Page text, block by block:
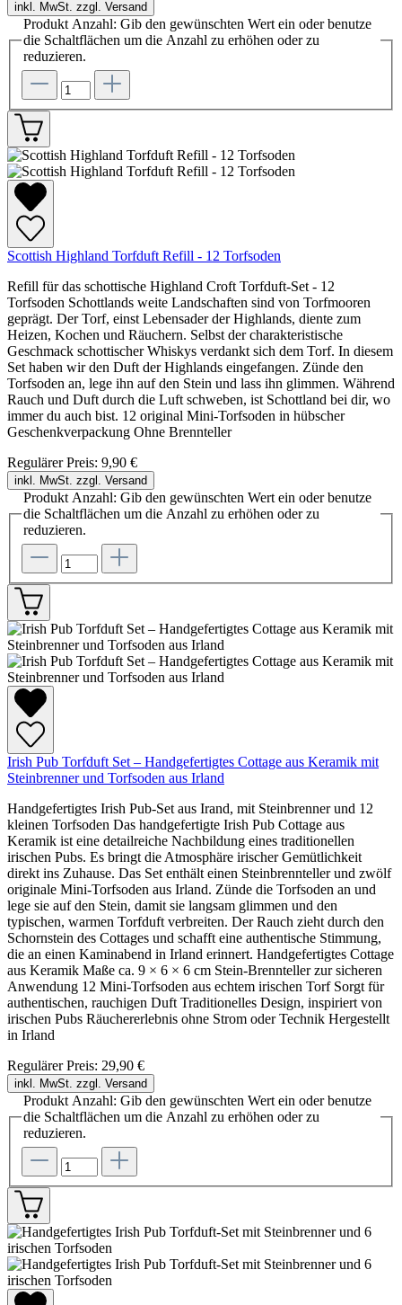
inkl. MwSt. zzgl. Versand
Produkt Anzahl: Gib den gewünschten Wert ein oder benutze
die Schaltflächen um die Anzahl zu erhöhen oder zu
reduzieren.
Scottish Highland Torfduft Refill - 12 Torfsoden
Refill für das schottische Highland Croft Torfduft-Set - 12
Torfsoden Schottlands weite Landschaften sind von Torfmooren
geprägt. Der Torf, einst Lebensader der Highlands, diente zum
Heizen, Kochen und Räuchern. Selbst der charakteristische
Geschmack schottischer Whiskys verdankt sich dem Torf. In diesem
Set haben wir den Duft der Highlands eingefangen. Zünde den
Torfsoden an, lege ihn auf den Stein und lass ihn glimmen. Während
Rauch und Duft durch die Luft schweben, ist Schottland bei dir, wo
immer du auch bist. 12 original Mini-Torfsoden in hübscher
Geschenkverpackung Ohne Brennteller
Regulärer Preis: 9,90 €
inkl. MwSt. zzgl. Versand
Produkt Anzahl: Gib den gewünschten Wert ein oder benutze
die Schaltflächen um die Anzahl zu erhöhen oder zu
reduzieren.
Irish Pub Torfduft Set – Handgefertigtes Cottage aus Keramik mit
Steinbrenner und Torfsoden aus Irland
Handgefertigtes Irish Pub-Set aus Irand, mit Steinbrenner und 12
kleinen Torfsoden Das handgefertigte Irish Pub Cottage aus
Keramik ist eine detailreiche Nachbildung eines traditionellen
irischen Pubs. Es bringt die Atmosphäre irischer Gemütlichkeit
direkt ins Zuhause. Das Set enthält einen Steinbrennteller und zwölf
originale Mini-Torfsoden aus Irland. Zünde die Torfsoden an und
lege sie auf den Stein, damit sie langsam glimmen und den
typischen, warmen Torfduft verbreiten. Der Rauch zieht durch den
Schornstein des Cottages und schafft eine authentische Stimmung,
die an einen Kaminabend in Irland erinnert. Handgefertigtes Cottage
aus Keramik Maße ca. 9 × 6 × 6 cm Stein-Brennteller zur sicheren
Anwendung 12 Mini-Torfsoden aus echtem irischen Torf Sorgt für
authentischen, rauchigen Duft Traditionelles Design, inspiriert von
irischen Pubs Räuchererlebnis ohne Strom oder Technik Hergestellt
in Irland
Regulärer Preis: 29,90 €
inkl. MwSt. zzgl. Versand
Produkt Anzahl: Gib den gewünschten Wert ein oder benutze
die Schaltflächen um die Anzahl zu erhöhen oder zu
reduzieren.